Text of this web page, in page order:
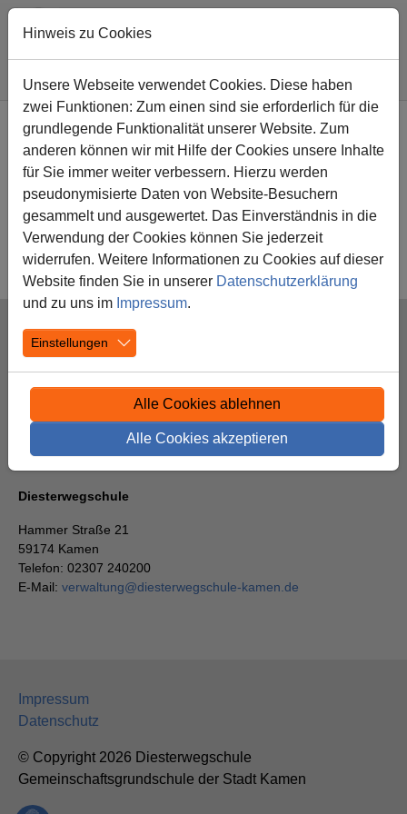
Zum Hauptinhalt springen
Sie sind hier:
Diesterwegschule Unsere Schule Schulleben
Schulleben
Schulsong
Geschichte
Schulchronik
Schul-ABC
OGS / Betreuungsformen
Schulen in Kamen
Diesterwegschule
Hammer Straße 21
59174 Kamen
Telefon: 02307 240200
E-Mail: verwaltung@diesterwegschule-kamen.de
Impressum
Datenschutz
© Copyright 2026 Diesterwegschule
Gemeinschaftsgrundschule der Stadt Kamen
Hinweis zu Cookies
Unsere Webseite verwendet Cookies. Diese haben
zwei Funktionen: Zum einen sind sie erforderlich für die
grundlegende Funktionalität unserer Website. Zum
anderen können wir mit Hilfe der Cookies unsere Inhalte
für Sie immer weiter verbessern. Hierzu werden
pseudonymisierte Daten von Website-Besuchern
gesammelt und ausgewertet. Das Einverständnis in die
Verwendung der Cookies können Sie jederzeit
widerrufen. Weitere Informationen zu Cookies auf dieser
Website finden Sie in unserer Datenschutzerklärung
und zu uns im Impressum.
Einstellungen
Alle Cookies ablehnen
Alle Cookies akzeptieren